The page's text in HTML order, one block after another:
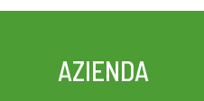
AZIENDA